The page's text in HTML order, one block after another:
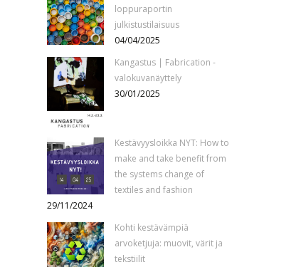
loppuraportin
julkistustilaisuus
04/04/2025
Kangastus | Fabrication -
valokuvanäyttely
30/01/2025
Kestävyysloikka NYT: How to
make and take benefit from
the systems change of
textiles and fashion
29/11/2024
Kohti kestävämpiä
arvoketjuja: muovit, värit ja
tekstiilit